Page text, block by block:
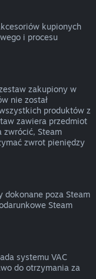
kupionych
i procesu
zakupiony w
nie został
produktów z
zawiera przedmiot
zwrócić, Steam
zwrot pieniędzy
dokonane poza Steam
Steam
systemu VAC
do otrzymania za